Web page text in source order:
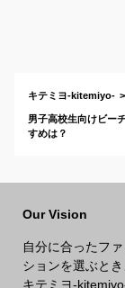
キテミヨ-kitemiyo-
男子高校生向けビー
すめは？
Our Vision
自分に合ったフ
ションを選ぶと
キテミヨ-